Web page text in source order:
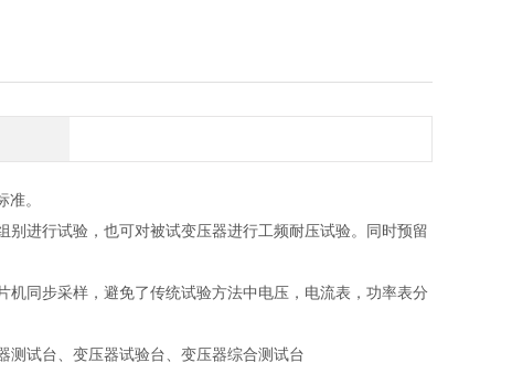
。
进行试验，也可对被试变压器进行工频耐压试验。同时预留
同步采样，避免了传统试验方法中电压，电流表，功率表分
测试台、变压器试验台、变压器综合测试台